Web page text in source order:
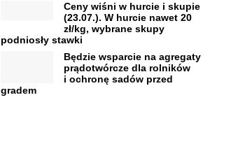
Ceny wiśni w hurcie i skupie
(23.07.). W hurcie nawet 20
zł/kg, wybrane skupy
podniosły stawki
Będzie wsparcie na agregaty
prądotwórcze dla rolników
i ochronę sadów przed
gradem